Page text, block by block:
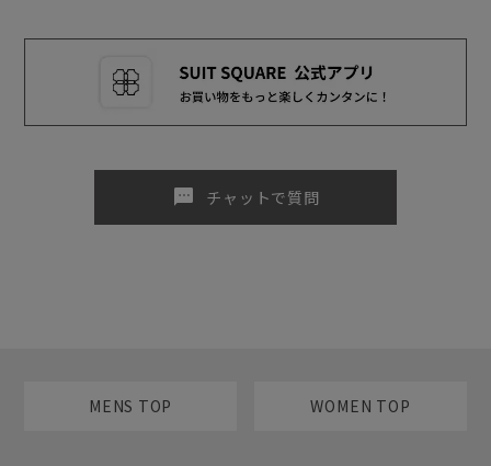
sms チャットで質問
MENS TOP WOMEN TOP